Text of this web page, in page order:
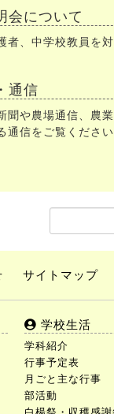
会について
者、中学校教員を
通信
聞や農場通信、農
通信をご覧ください
サイトマップ
学校生活
学科紹介
行事予定表
月ごと主な行事
部活動